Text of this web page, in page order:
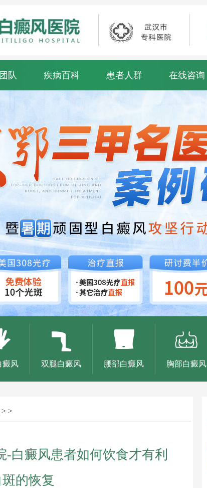
队 疾病百科 患者人群 在线咨询
癜风 双腿白癜风 腰部白癜风 胸部白癜风
> >
白癜风患者如何饮食才有利
的恢复